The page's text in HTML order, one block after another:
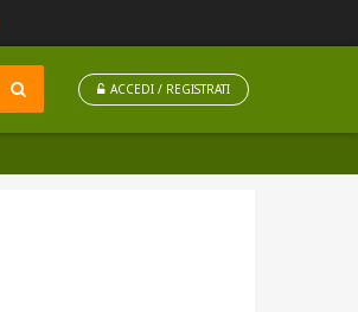
ACCEDI / REGISTRATI